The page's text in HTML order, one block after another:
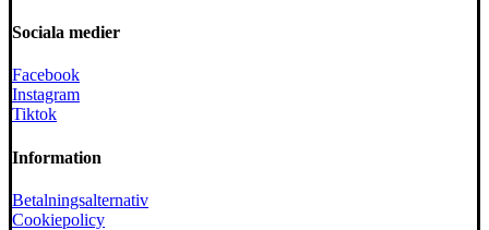
Sociala medier
Facebook
Instagram
Tiktok
Information
Betalningsalternativ
Cookiepolicy